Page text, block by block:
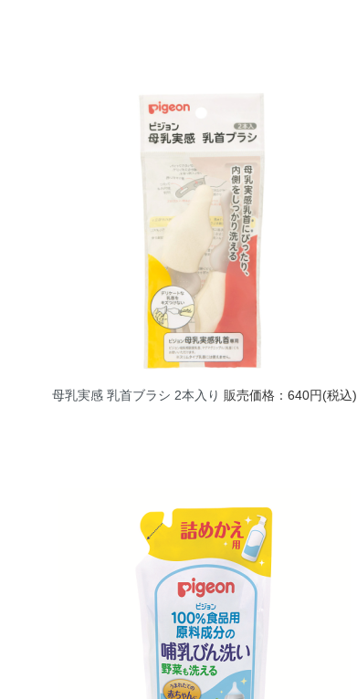
母乳実感 乳首ブラシ 2本入り 販売価格：640円(税込)